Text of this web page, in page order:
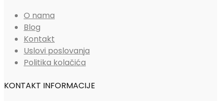
O nama
Blog
Kontakt
Uslovi poslovanja
Politika kolačića
KONTAKT INFORMACIJE